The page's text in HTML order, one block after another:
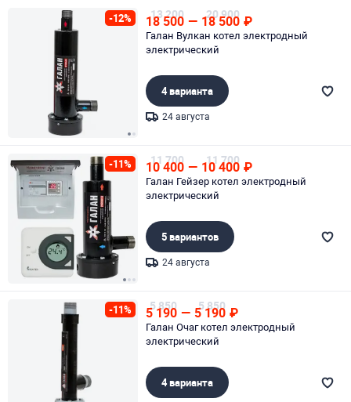
-12% 13 200
18 500 — 20 900
18 500 ₽
Галан Вулкан котел электродный
электрический
4 варианта
24 августа
-11% 11 700
10 400 — 11 700
10 400 ₽
Галан Гейзер котел электродный
электрический
5 вариантов
24 августа
-11% 5 850
5 190 — 5 850
5 190 ₽
Галан Очаг котел электродный
электрический
4 варианта